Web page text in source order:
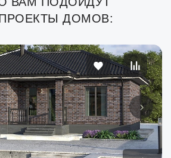
ДОМОВ: